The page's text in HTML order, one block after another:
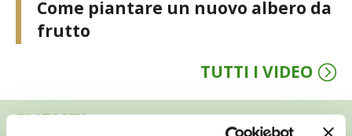
I PARTNER DI VITA IN CAMPAGNA
BIOGENTS
Come piantare un nuovo albero da
frutto
TUTTI I VIDEO
EVENTI